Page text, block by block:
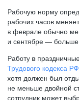
Рабочую норму
рабочих часов
в феврале обычно
и сентябре —
Работу в
Трудового кодекса РФ
хотя должен был
не меньше двойной
сотрудник может